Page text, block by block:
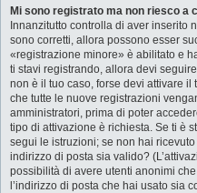
Mi sono registrato ma non riesco a
Innanzitutto controlla di aver inserito
sono corretti, allora possono esser
«registrazione minore» è abilitato e
ti stavi registrando, allora devi
non è il tuo caso, forse devi attivare
che tutte le nuove registrazioni
amministratori, prima di poter
tipo di attivazione è richiesta. Se ti è
segui le istruzioni; se non hai
indirizzo di posta sia valido?
possibilità di avere utenti anonimi
l’indirizzo di posta che hai usato sia